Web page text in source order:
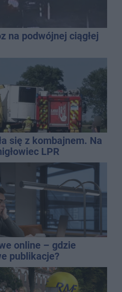
na podwójnej ciągłej
się z kombajnem. Na
LPR
online – gdzie
publikacje?